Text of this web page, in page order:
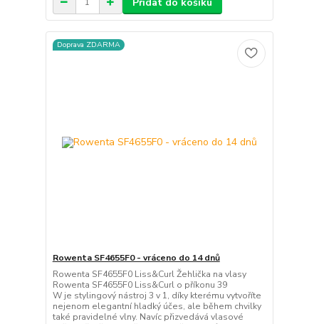
Doprava ZDARMA
Rowenta SF4655F0 - vráceno do 14 dnů
Rowenta SF4655F0 Liss&Curl Žehlička na vlasy
Rowenta SF4655F0 Liss&Curl o příkonu 39
W je stylingový nástroj 3 v 1, díky kterému vytvoříte
nejenom elegantní hladký účes, ale během chvilky
také pravidelné vlny. Navíc přizvedává vlasové